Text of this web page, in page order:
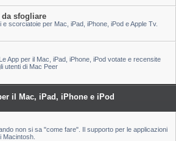
sfogliare
scorciatoie per Mac, iPad, iPhone, iPod e Apple Tv.
App per il Mac, iPad, iPhone, iPod votate e recensite
utenti di Mac Peer
il Mac, iPad, iPhone e iPod
non si sa "come fare". Il supporto per le applicazioni
Macintosh.